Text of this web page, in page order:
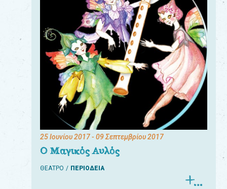
25 Ιουνίου 2017- 09 Σεπτεμβρίου 2017
Ο Μαγικός Αυλός
ΘΕΑΤΡΟ ΠΕΡΙΟΔΕΙΑ